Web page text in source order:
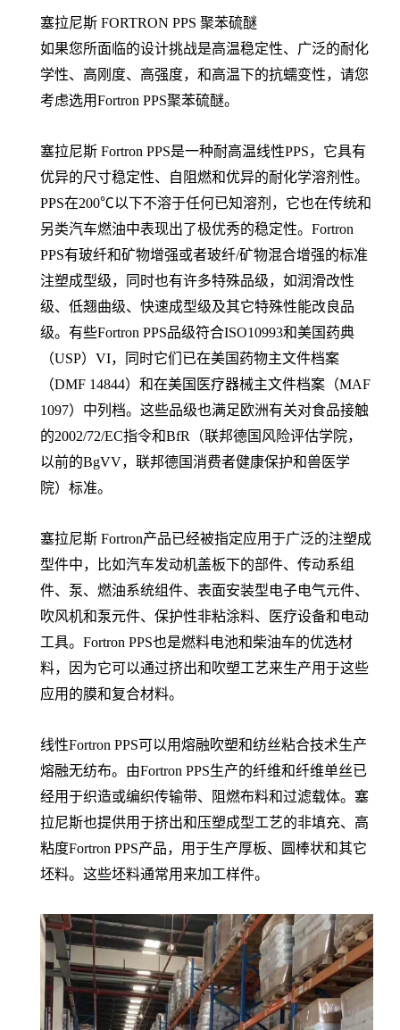
塞拉尼斯 FORTRON PPS 聚苯硫醚
如果您所面临的设计挑战是高温稳定性、广泛的耐化
学性、高刚度、高强度，和高温下的抗蠕变性，请您
考虑选用Fortron PPS聚苯硫醚。
塞拉尼斯 Fortron PPS是一种耐高温线性PPS，它具有
优异的尺寸稳定性、自阻燃和优异的耐化学溶剂性。
PPS在200℃以下不溶于任何已知溶剂，它也在传统和
另类汽车燃油中表现出了极优秀的稳定性。Fortron
PPS有玻纤和矿物增强或者玻纤/矿物混合增强的标准
注塑成型级，同时也有许多特殊品级，如润滑改性
级、低翘曲级、快速成型级及其它特殊性能改良品
级。有些Fortron PPS品级符合ISO10993和美国药典
（USP）VI，同时它们已在美国药物主文件档案
（DMF 14844）和在美国医疗器械主文件档案（MAF
1097）中列档。这些品级也满足欧洲有关对食品接触
的2002/72/EC指令和BfR（联邦德国风险评估学院，
以前的BgVV，联邦德国消费者健康保护和兽医学
院）标准。
塞拉尼斯 Fortron产品已经被指定应用于广泛的注塑成
型件中，比如汽车发动机盖板下的部件、传动系组
件、泵、燃油系统组件、表面安装型电子电气元件、
吹风机和泵元件、保护性非粘涂料、医疗设备和电动
工具。Fortron PPS也是燃料电池和柴油车的优选材
料，因为它可以通过挤出和吹塑工艺来生产用于这些
应用的膜和复合材料。
线性Fortron PPS可以用熔融吹塑和纺丝粘合技术生产
熔融无纺布。由Fortron PPS生产的纤维和纤维单丝已
经用于织造或编织传输带、阻燃布料和过滤载体。塞
拉尼斯也提供用于挤出和压塑成型工艺的非填充、高
粘度Fortron PPS产品，用于生产厚板、圆棒状和其它
坯料。这些坯料通常用来加工样件。